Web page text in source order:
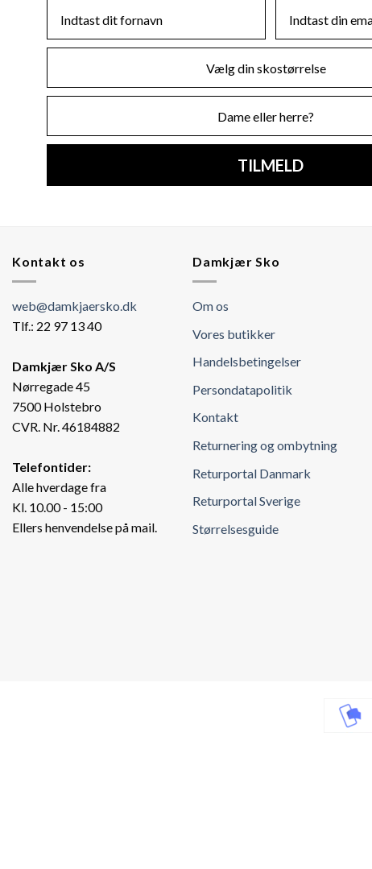
TILMELD
Kontakt os
web@damkjaersko.dk
Tlf.: 22 97 13 40
Damkjær Sko A/S
Nørregade 45
7500 Holstebro
CVR. Nr. 46184882
Telefontider:
Alle hverdage fra
Kl. 10.00 - 15:00
Ellers henvendelse på mail.
Damkjær Sko
Om os
Vores butikker
Handelsbetingelser
Persondatapolitik
Kontakt
Returnering og ombytning
Returportal Danmark
Returportal Sverige
Størrelsesguide